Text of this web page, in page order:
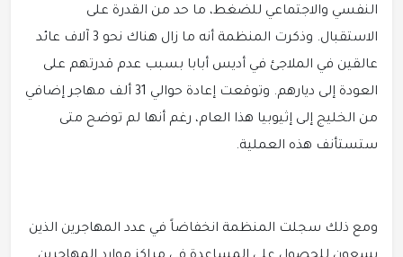
النفسي والاجتماعي للضغط، ما حد من القدرة على
الاستقبال. وذكرت المنظمة أنه ما زال هناك نحو 3 آلاف عائد
عالقين في الملاجئ في أديس أبابا بسبب عدم قدرتهم على
العودة إلى ديارهم. وتوقعت إعادة حوالي 31 ألف مهاجر إضافي
من الخليج إلى إثيوبيا هذا العام، رغم أنها لم توضح متى
ستستأنف هذه العملية.
ومع ذلك سجلت المنظمة انخفاضاً في عدد المهاجرين الذين